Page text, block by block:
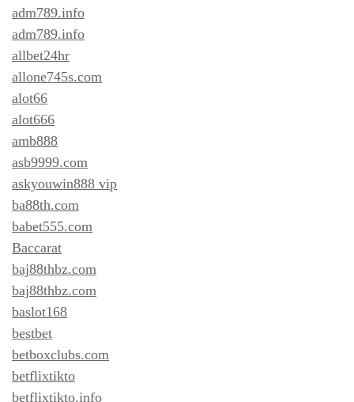
adm789.info
adm789.info
allbet24hr
allone745s.com
alot66
alot666
amb888
asb9999.com
askyouwin888 vip
ba88th.com
babet555.com
Baccarat
baj88thbz.com
baj88thbz.com
baslot168
bestbet
betboxclubs.com
betflixtikto
betflixtikto.info